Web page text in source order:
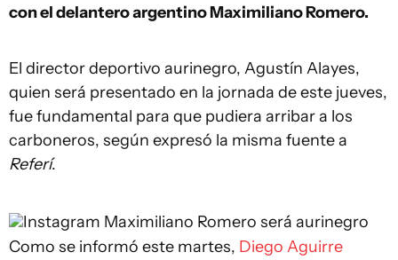
con el delantero argentino Maximiliano Romero.
El director deportivo aurinegro, Agustín Alayes,
quien será presentado en la jornada de este jueves,
fue fundamental para que pudiera arribar a los
carboneros, según expresó la misma fuente a
Referí.
Instagram Maximiliano Romero será aurinegro
Como se informó este martes, Diego Aguirre